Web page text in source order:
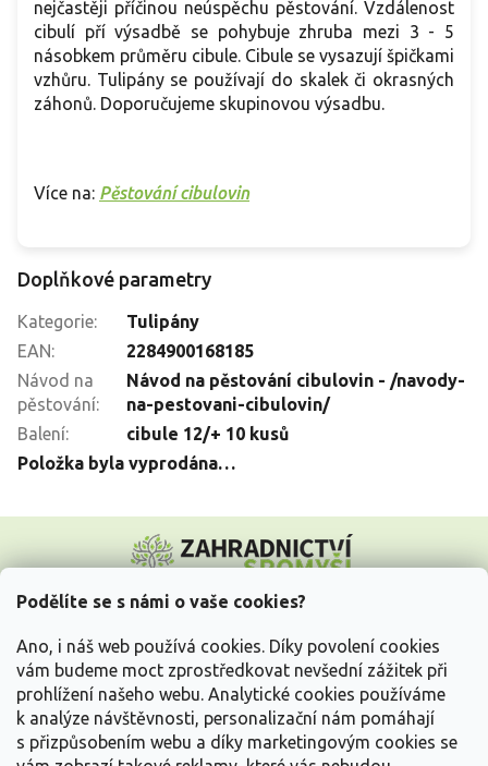
Podělíte se s námi o vaše cookies?
Ano, i náš web používá cookies. Díky povolení cookies
vám budeme moct zprostředkovat nevšední zážitek při
prohlížení našeho webu. Analytické cookies používáme
k analýze návštěvnosti, personalizační nám pomáhají
s přizpůsobením webu a díky marketingovým cookies se
nejčastěji příčinou neúspěchu pěstování. Vzdálenost
cibulí pří výsadbě se pohybuje zhruba mezi 3 - 5
násobkem průměru cibule. Cibule se vysazují špičkami
vzhůru. Tulipány se používají do skalek či okrasných
záhonů. Doporučujeme skupinovou výsadbu.
Více na: Pěstování cibulovin
Doplňkové parametry
Kategorie:
Tulipány
EAN:
2284900168185
Návod na
pěstování:
Návod na pěstování cibulovin - /navody-
na-pestovani-cibulovin/
Balení:
cibule 12/+ 10 kusů
Položka byla vyprodána…
p
Vše o nákupu
Informace pro Vás
Kontakujte nás